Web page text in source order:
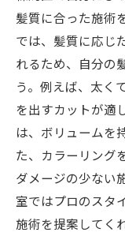
髪質に合った施術
では、髪質に応じ
れるため、自分の
う。例えば、太く
を出すカットが適
は、ボリュームを
た、カラーリング
ダメージの少ない
室ではプロのスタ
施術を提案してく